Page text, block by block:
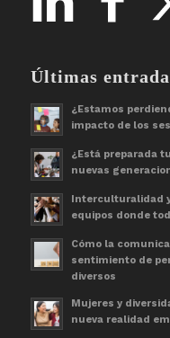
Últimas
¿Estamos
impacto de los
¿Está preparada
nuevas
Interculturalidad
equipos donde
Cómo la
sentimiento de
diversos
Mujeres y
nueva realidad